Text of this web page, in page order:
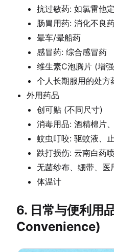
抗过敏药: 如氯雷他
肠胃用药: 消化不良
晕车/晕船药
感冒药: 综合感冒药
维生素C泡腾片 (增
个人长期服用的处方
外用药品
创可贴 (不同尺寸)
消毒用品: 酒精棉片
蚊虫叮咬: 驱蚊液、
跌打损伤: 云南白药
无菌纱布、绷带、医
体温计
6. 日常与便利用
Convenience)